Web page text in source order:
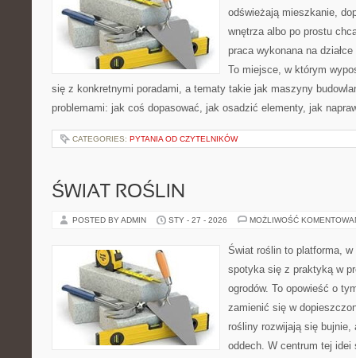
odświeżają mieszkanie,
wnętrza albo po prostu
praca wykonana na
To miejsce, w którym
się z konkretnymi poradami, a tematy takie jak maszyny
problemami: jak coś dopasować, jak osadzić elementy, jak
CATEGORIES: PYTANIA OD CZYTELNIKÓW
ŚWIAT ROŚLIN
POSTED BY ADMIN STY - 27 - 2026 MOŻLIWOŚĆ
Świat roślin to platforma, w
spotyka się z praktyką w
ogrodów. To opowieść o
zamienić się w
rośliny rozwijają się bujnie,
oddech. W centrum tej